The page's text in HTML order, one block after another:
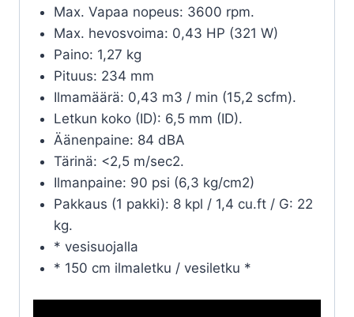
Max. Vapaa nopeus: 3600 rpm.
Max. hevosvoima: 0,43 HP (321 W)
Paino: 1,27 kg
Pituus: 234 mm
Ilmamäärä: 0,43 m3 / min (15,2 scfm).
Letkun koko (ID): 6,5 mm (ID).
Äänenpaine: 84 dBA
Tärinä: <2,5 m/sec2.
Ilmanpaine: 90 psi (6,3 kg/cm2)
Pakkaus (1 pakki): 8 kpl / 1,4 cu.ft / G: 22
kg.
* vesisuojalla
* 150 cm ilmaletku / vesiletku *